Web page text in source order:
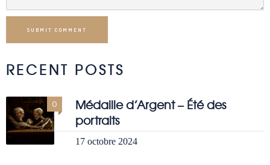
SUBMIT COMMENT
RECENT POSTS
0
Médaille d’Argent – Été des
portraits
17 octobre 2024